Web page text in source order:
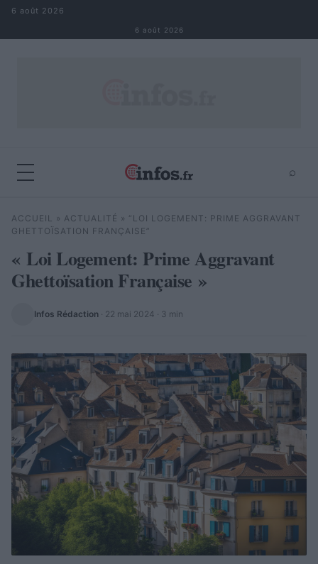
Aller au contenu
6 août 2026
6 août 2026
⌕
Rechercher ⌕ ×
ACCUEIL » ACTUALITÉ » “LOI LOGEMENT: PRIME AGGRAVANT
GHETTOÏSATION FRANÇAISE”
« Loi Logement: Prime Aggravant
Ghettoïsation Française »
Infos Rédaction · 22 mai 2024 · 3 min